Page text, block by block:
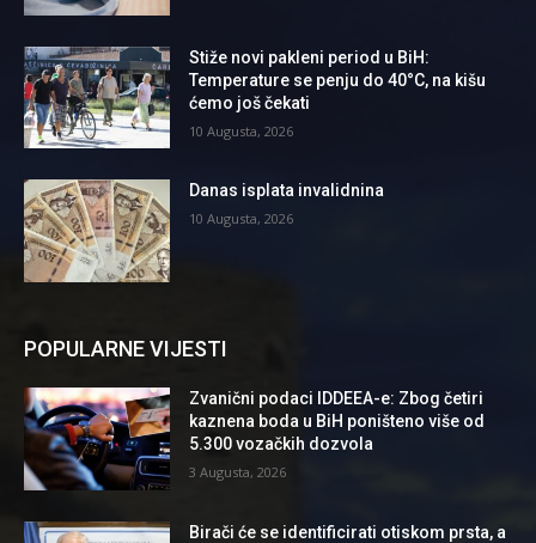
Stiže novi pakleni period u BiH:
Temperature se penju do 40°C, na kišu
ćemo još čekati
10 Augusta, 2026
Danas isplata invalidnina
10 Augusta, 2026
POPULARNE VIJESTI
Zvanični podaci IDDEEA-e: Zbog četiri
kaznena boda u BiH poništeno više od
5.300 vozačkih dozvola
3 Augusta, 2026
Birači će se identificirati otiskom prsta, a